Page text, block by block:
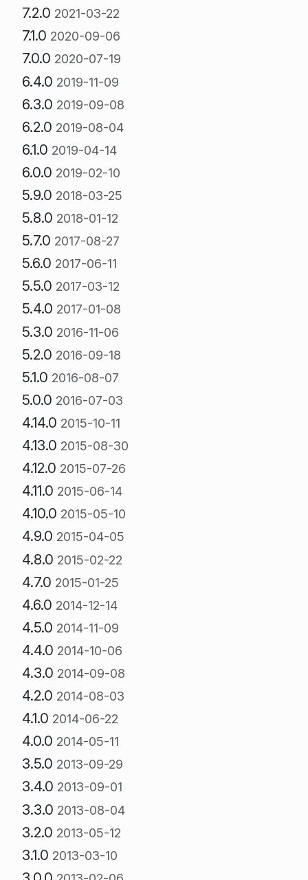
7.2.0 2021-03-22
7.1.0 2020-09-06
7.0.0 2020-07-19
6.4.0 2019-11-09
6.3.0 2019-09-08
6.2.0 2019-08-04
6.1.0 2019-04-14
6.0.0 2019-02-10
5.9.0 2018-03-25
5.8.0 2018-01-12
5.7.0 2017-08-27
5.6.0 2017-06-11
5.5.0 2017-03-12
5.4.0 2017-01-08
5.3.0 2016-11-06
5.2.0 2016-09-18
5.1.0 2016-08-07
5.0.0 2016-07-03
4.14.0 2015-10-11
4.13.0 2015-08-30
4.12.0 2015-07-26
4.11.0 2015-06-14
4.10.0 2015-05-10
4.9.0 2015-04-05
4.8.0 2015-02-22
4.7.0 2015-01-25
4.6.0 2014-12-14
4.5.0 2014-11-09
4.4.0 2014-10-06
4.3.0 2014-09-08
4.2.0 2014-08-03
4.1.0 2014-06-22
4.0.0 2014-05-11
3.5.0 2013-09-29
3.4.0 2013-09-01
3.3.0 2013-08-04
3.2.0 2013-05-12
3.1.0 2013-03-10